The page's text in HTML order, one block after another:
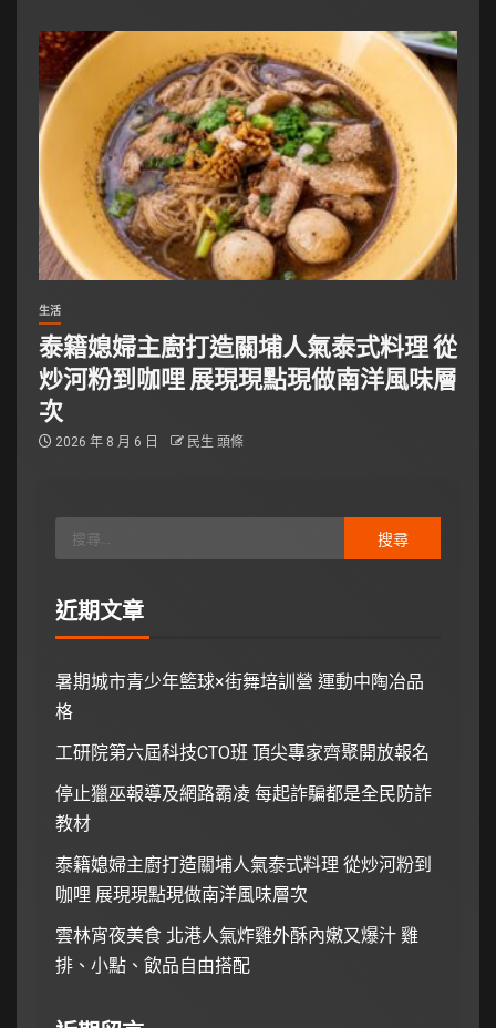
生活
泰籍媳婦主廚打造關埔人氣泰式料理 從
炒河粉到咖哩 展現現點現做南洋風味層
次
2026 年 8 月 6 日 民生 頭條
近期文章
暑期城市青少年籃球×街舞培訓營 運動中陶冶品
格
工研院第六屆科技CTO班 頂尖專家齊聚開放報名
停止獵巫報導及網路霸凌 每起詐騙都是全民防詐
教材
泰籍媳婦主廚打造關埔人氣泰式料理 從炒河粉到
咖哩 展現現點現做南洋風味層次
雲林宵夜美食 北港人氣炸雞外酥內嫩又爆汁 雞
排、小點、飲品自由搭配